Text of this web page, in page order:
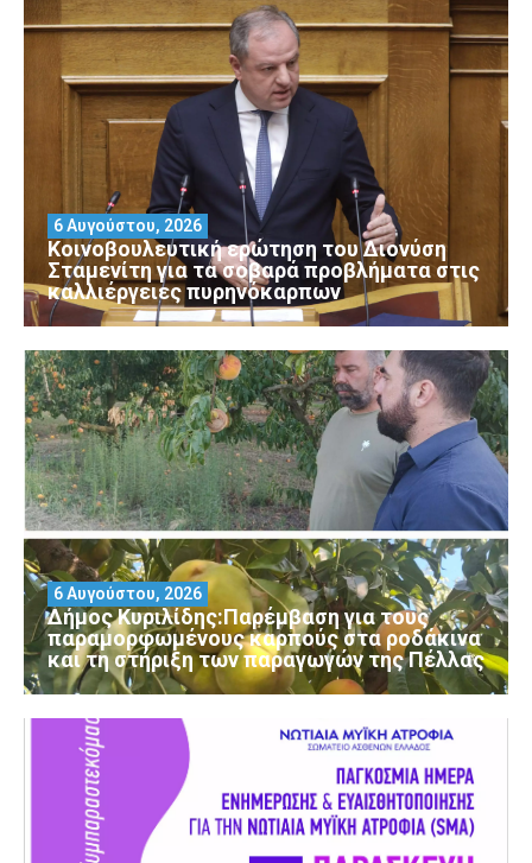
Κοινοβουλευτική ερώτηση του Διονύση
Σταμενίτη για τα σοβαρά προβλήματα στις
καλλιέργειες πυρηνόκαρπων
6 Αυγούστου, 2026
Δήμος Κυριλίδης:Παρέμβαση για τους
παραμορφωμένους καρπούς στα ροδάκινα
και τη στήριξη των παραγωγών της Πέλλας
6 Αυγούστου, 2026